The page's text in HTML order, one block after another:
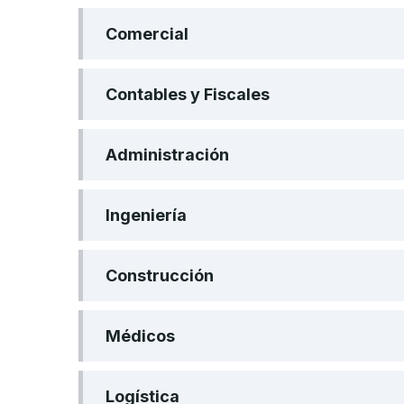
Comercial
Contables y Fiscales
Administración
Ingeniería
Construcción
Médicos
Logística